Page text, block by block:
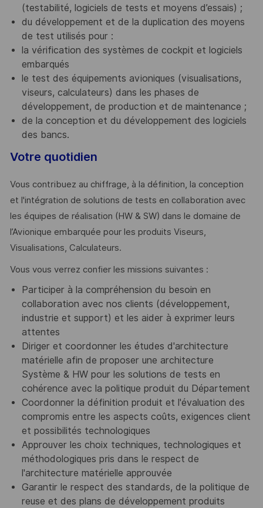
(testabilité, logiciels de tests et moyens d’essais) ;
du développement et de la duplication des moyens
de test utilisés pour :
la vérification des systèmes de cockpit et logiciels
embarqués
le test des équipements avioniques (visualisations,
viseurs, calculateurs) dans les phases de
développement, de production et de maintenance ;
de la conception et du développement des logiciels
des bancs.
Votre quotidien
Vous contribuez au chiffrage, à la définition, la conception
et l'intégration de solutions de tests en collaboration avec
les équipes de réalisation (HW & SW) dans le domaine de
l’Avionique embarquée pour les produits Viseurs,
Visualisations, Calculateurs.
Vous vous verrez confier les missions suivantes :
Participer à la compréhension du besoin en
collaboration avec nos clients (développement,
industrie et support) et les aider à exprimer leurs
attentes
Diriger et coordonner les études d'architecture
matérielle afin de proposer une architecture
Système & HW pour les solutions de tests en
cohérence avec la politique produit du Département
Coordonner la définition produit et l'évaluation des
compromis entre les aspects coûts, exigences client
et possibilités technologiques
Approuver les choix techniques, technologiques et
méthodologiques pris dans le respect de
l'architecture matérielle approuvée
Garantir le respect des standards, de la politique de
reuse et des plans de développement produits